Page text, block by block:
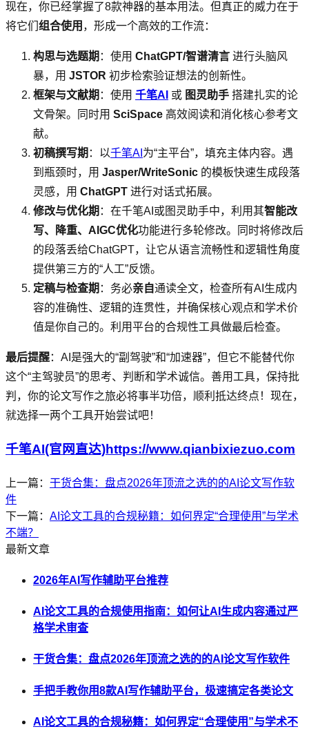
现在，你已经掌握了8款神器的基本用法。但真正的威力在于
将它们 组合使用 ，形成一个高效的工作流：
构思与选题期 ：使用 ChatGPT/智谱清言 进行头脑风
暴，用 JSTOR 初步检索验证想法的创新性。
框架与文献期 ：使用 千笔AI 或 图灵助手 搭建扎实的论
文骨架。同时用 SciSpace 高效阅读和消化核心参考文
献。
初稿撰写期 ：以千笔AI 为“主平台”，填充主体内容。遇
到瓶颈时，用 Jasper/WriteSonic 的模板快速生成段落
灵感，用 ChatGPT 进行对话式拓展。
修改与优化期 ：在千笔AI或图灵助手中，利用其智能改
写、降重、AIGC优化功能进行多轮修改。同时将修改后
的段落丢给ChatGPT，让它从语言流畅性和逻辑性角度
提供第三方的“人工”反馈。
定稿与检查期 ：务必亲自通读全文，检查所有AI生成内
容的准确性、逻辑的连贯性，并确保核心观点和学术价
值是你自己的。利用平台的合规性工具做最后检查。
最后提醒：AI是强大的“副驾驶”和“加速器”，但它不能替代你
这个“主驾驶员”的思考、判断和学术诚信。善用工具，保持批
判，你的论文写作之旅必将事半功倍，顺利抵达终点！现在，
就选择一两个工具开始尝试吧！
千笔AI(官网直达)https://www.qianbixiezuo.com
上一篇： 干货合集：盘点2026年顶流之选的的AI论文写作软
件
下一篇： AI论文工具的合规秘籍：如何界定“合理使用”与学术
不端？
最新文章
2026年AI写作辅助平台推荐
AI论文工具的合规使用指南：如何让AI生成内容通过严
格学术审查
干货合集：盘点2026年顶流之选的的AI论文写作软件
手把手教你用8款AI写作辅助平台，极速搞定各类论文
AI论文工具的合规秘籍：如何界定“合理使用”与学术不